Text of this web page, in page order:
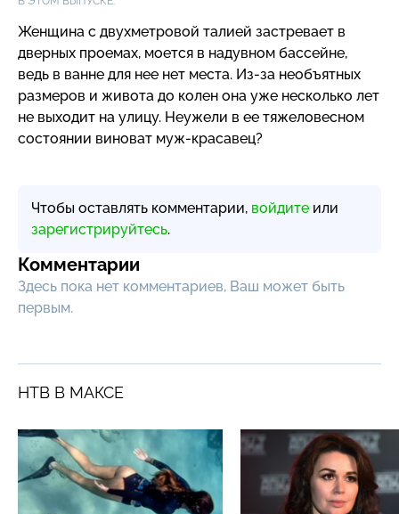
Женщина с двухметровой талией застревает в
дверных проемах, моется в надувном бассейне,
ведь в ванне для нее нет места. Из-за необъятных
размеров и живота до колен она уже несколько лет
не выходит на улицу. Неужели в ее тяжеловесном
состоянии виноват муж-красавец?
Чтобы оставлять комментарии, войдите или
зарегистрируйтесь.
Комментарии
Здесь пока нет комментариев, Ваш может быть
первым.
НТВ В МАКСЕ